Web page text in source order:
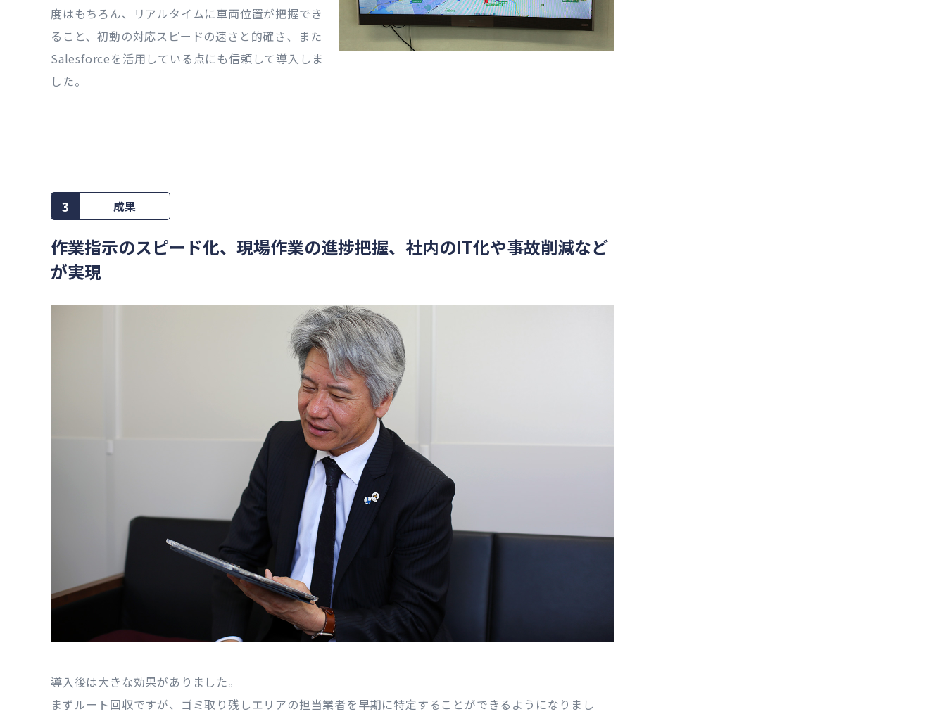
度はもちろん、リアルタイムに車両位置が把握でき
ること、初動の対応スピードの速さと的確さ、また
Salesforceを活用している点にも信頼して導入しま
した。
3 成果
作業指示のスピード化、現場作業の進捗把握、社内のIT化や事故削減など
が実現
導入後は大きな効果がありました。
まずルート回収ですが、ゴミ取り残しエリアの担当業者を早期に特定することができるようになりまし